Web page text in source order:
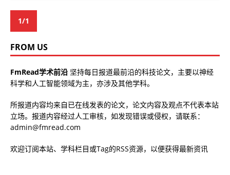
1/1
FROM US
FmRead学术前沿 坚持每日报道最前沿的科技论文，主要以神经
科学和人工智能领域为主，亦涉及其他学科。
所报道内容均来自已在线发表的论文，论文内容及观点不代表本站
立场。报道内容经过人工审核，如发现错误或侵权，请联系：
admin@fmread.com
欢迎订阅本站、学科栏目或Tag的RSS资源，以便获得最新资讯